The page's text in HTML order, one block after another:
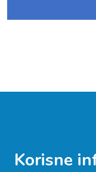
Korisne